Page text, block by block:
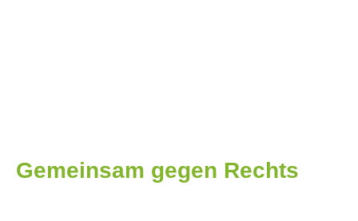
Gemeinsam gegen Rechts